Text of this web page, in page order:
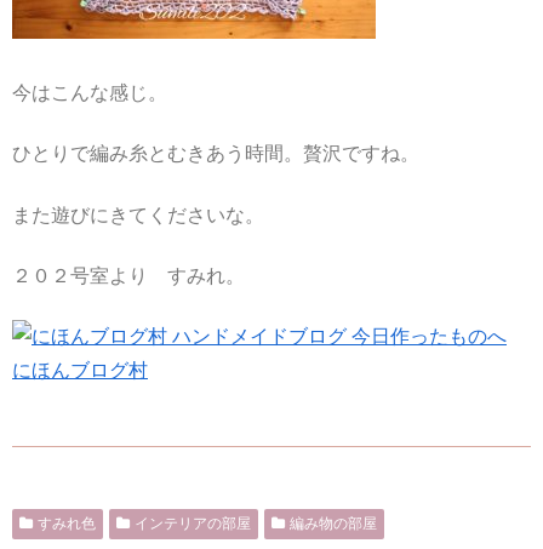
今はこんな感じ。
ひとりで編み糸とむきあう時間。贅沢ですね。
また遊びにきてくださいな。
２０２号室より すみれ。
にほんブログ村
すみれ色 インテリアの部屋 編み物の部屋